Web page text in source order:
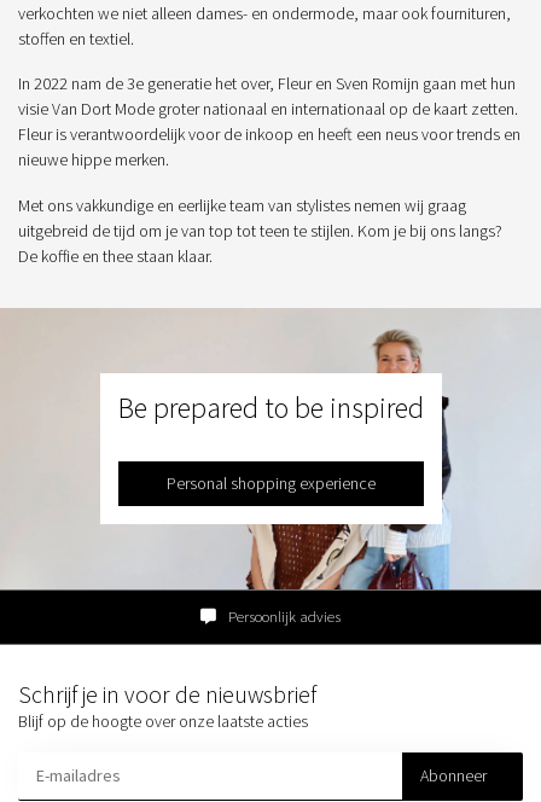
verkochten we niet alleen dames- en ondermode, maar ook fournituren,
stoffen en textiel.
In 2022 nam de 3e generatie het over, Fleur en Sven Romijn gaan met hun
visie Van Dort Mode groter nationaal en internationaal op de kaart zetten.
Fleur is verantwoordelijk voor de inkoop en heeft een neus voor trends en
nieuwe hippe merken.
Met ons vakkundige en eerlijke team van stylistes nemen wij graag
uitgebreid de tijd om je van top tot teen te stijlen. Kom je bij ons langs?
De koffie en thee staan klaar.
Be prepared to be inspired
Personal shopping experience
Persoonlijk advies
Schrijf je in voor de nieuwsbrief
Blijf op de hoogte over onze laatste acties
Abonneer